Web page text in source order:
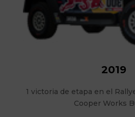
2019
1 victoria de etapa en el
Cooper Works